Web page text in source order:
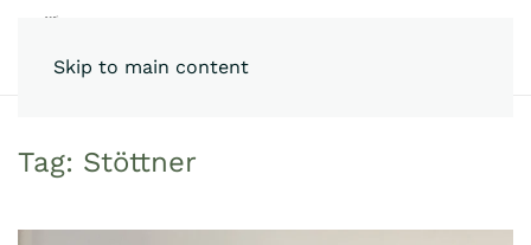
Skip to main content
Tag: Stöttner